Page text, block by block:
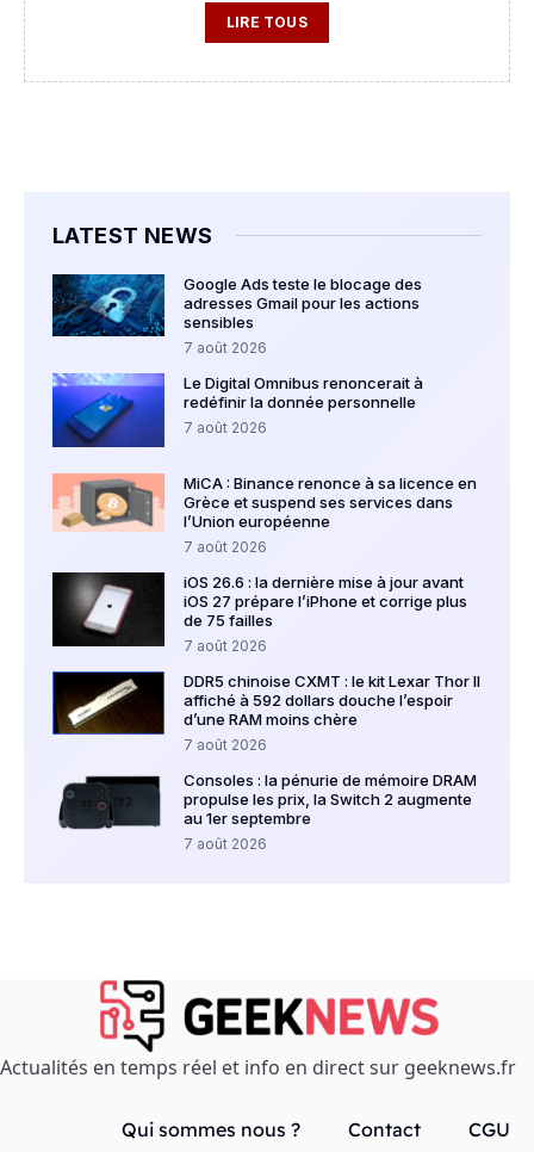
LIRE TOUS
LATEST NEWS
Google Ads teste le blocage des
adresses Gmail pour les actions
sensibles
7 août 2026
Le Digital Omnibus renoncerait à
redéfinir la donnée personnelle
7 août 2026
MiCA : Binance renonce à sa licence en
Grèce et suspend ses services dans
l’Union européenne
7 août 2026
iOS 26.6 : la dernière mise à jour avant
iOS 27 prépare l’iPhone et corrige plus
de 75 failles
7 août 2026
DDR5 chinoise CXMT : le kit Lexar Thor II
affiché à 592 dollars douche l’espoir
d’une RAM moins chère
7 août 2026
Consoles : la pénurie de mémoire DRAM
propulse les prix, la Switch 2 augmente
au 1er septembre
7 août 2026
Actualités en temps réel et info en direct sur geeknews.fr
Qui sommes nous ? Contact CGU